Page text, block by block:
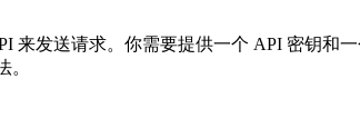
来发送请求。你需要提供一个 API 密钥和
。